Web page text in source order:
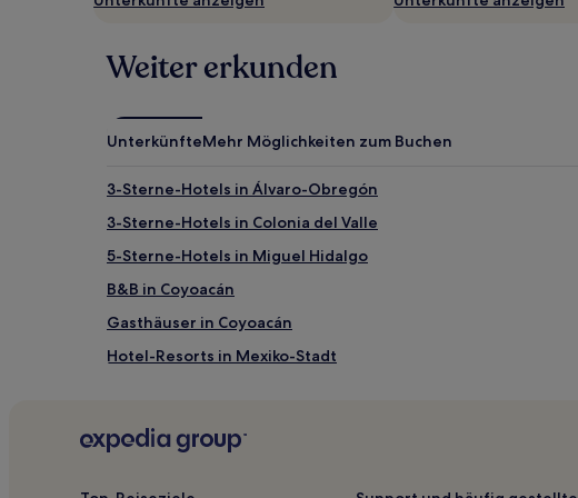
Es
Bedingungen
Weiter erkunden
UnterkünfteMehr Möglichkeiten zum Buchen
3-Sterne-Hotels in Álvaro-Obregón
3-Sterne-Hotels in Colonia del Valle
5-Sterne-Hotels in Miguel Hidalgo
B&B in Coyoacán
Gasthäuser in Coyoacán
Hotel-Resorts in Mexiko-Stadt
Lgbtqia-Freundliche nahe Avenida Presidente Masaryk
Hotels mit Fitnessbereich in Cuajimalpa